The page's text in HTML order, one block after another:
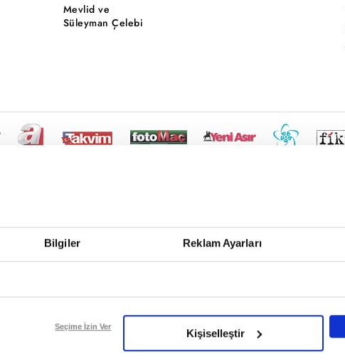
Bilgiler Reklam Ayarları
Seçime İzin Ver
Kişiselleştir
Mevlid ve
Süleyman Çelebi